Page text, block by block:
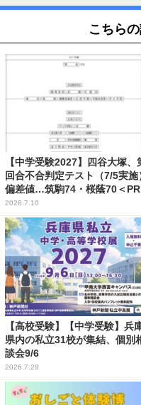
こちら
【中学受験2027】四谷大塚、
回合不合判定テスト（7/5実施
偏差値…筑駒74・桜蔭70＜PR
2026.7.10
【高校受験】【中学受験】兵
県内の私立31校が集結、個別
談会9/6
2026.7.28